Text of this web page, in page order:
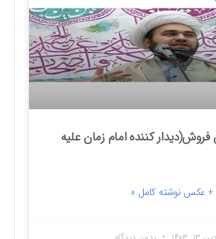
کننده امام زمان علیه
عکس نوشته کامل »